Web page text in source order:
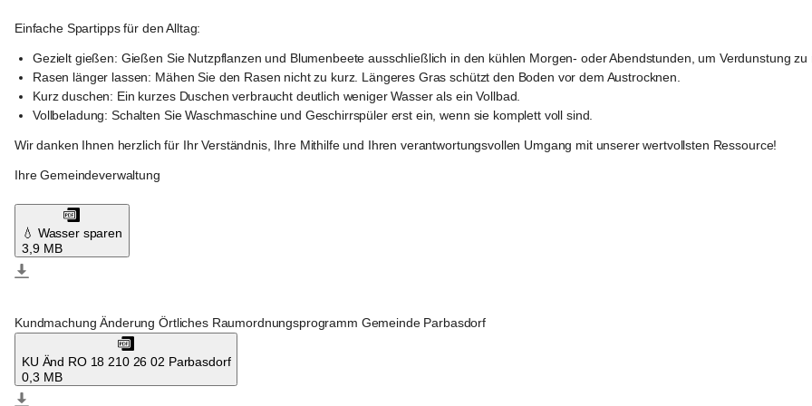
Einfache Spartipps für den Alltag:
Gezielt gießen: Gießen Sie Nutzpflanzen und Blumenbeete ausschließlich in den kühlen Morgen- oder Abendstunden, um Verdunstung zu
Rasen länger lassen: Mähen Sie den Rasen nicht zu kurz. Längeres Gras schützt den Boden vor dem Austrocknen.
Kurz duschen: Ein kurzes Duschen verbraucht deutlich weniger Wasser als ein Vollbad.
Vollbeladung: Schalten Sie Waschmaschine und Geschirrspüler erst ein, wenn sie komplett voll sind.
Wir danken Ihnen herzlich für Ihr Verständnis, Ihre Mithilfe und Ihren verantwortungsvollen Umgang mit unserer wertvollsten Ressource!
Ihre Gemeindeverwaltung
💧 Wasser sparen
3,9 MB
Kundmachung Änderung Örtliches Raumordnungsprogramm Gemeinde Parbasdorf
KU Änd RO 18 210 26 02 Parbasdorf
0,3 MB